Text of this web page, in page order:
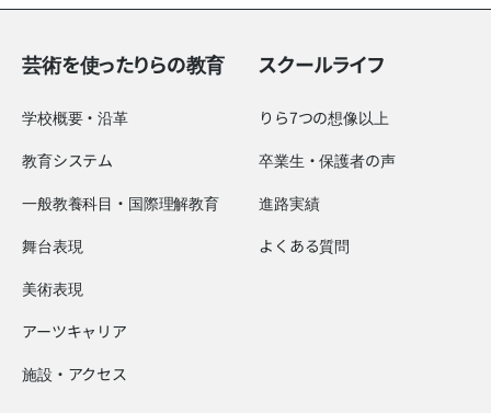
芸術を使ったりらの教育
学校概要・沿革
教育システム
一般教養科目・国際理解教育
舞台表現
美術表現
アーツキャリア
施設・アクセス
スクールライフ
りら7つの想像以上
卒業生・保護者の声
進路実績
よくある質問